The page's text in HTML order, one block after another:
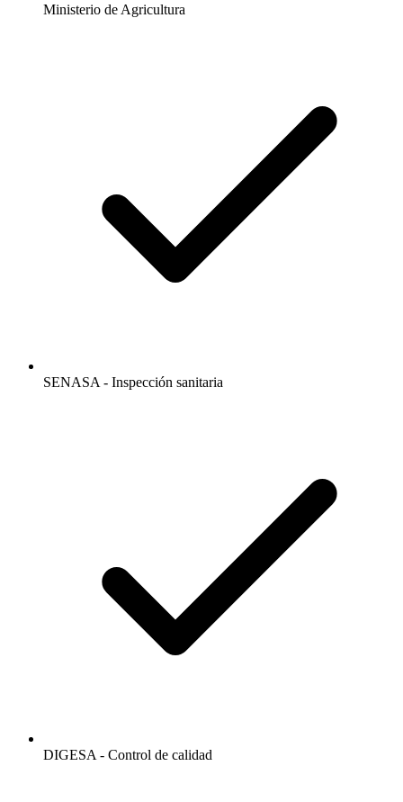
Ministerio de Agricultura
SENASA - Inspección sanitaria
DIGESA - Control de calidad